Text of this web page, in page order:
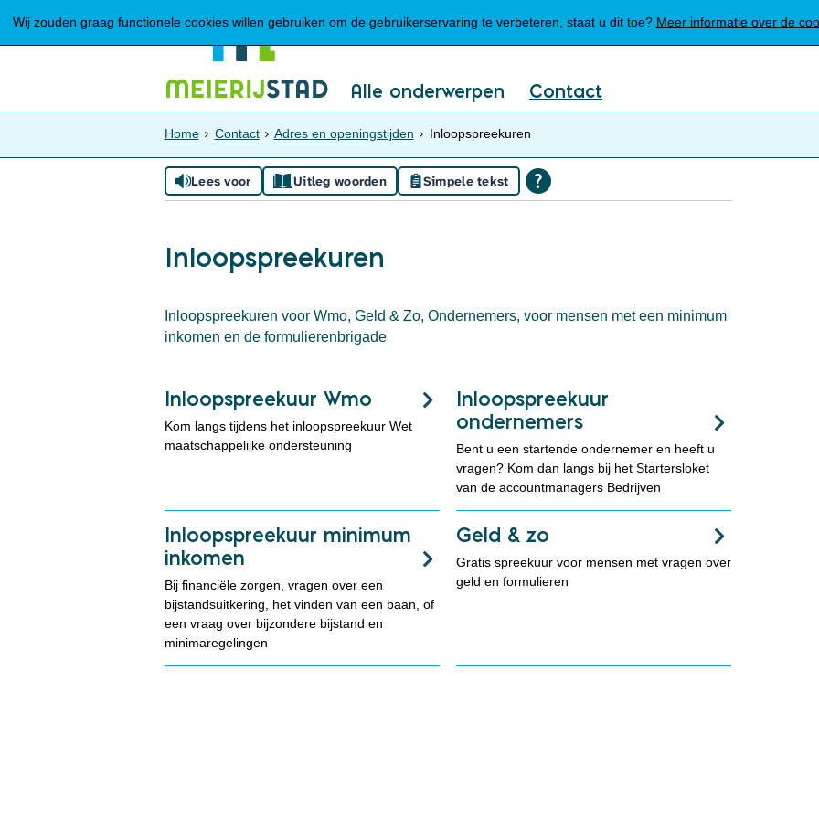
Wij zouden graag functionele cookies willen gebruiken om de gebruikerservaring te verbeteren, staat u dit toe? Meer informatie over de
Mijn Meierijstad
Alle onderwerpen Contact
Home Contact Adres en openingstijden Inloopspreekuren
Lees voor Uitleg woorden Simpele tekst
Inloopspreekuren
Inloopspreekuren voor Wmo, Geld & Zo, Ondernemers, voor mensen met een minimum
inkomen en de formulierenbrigade
Inloopspreekuur Wmo
Kom langs tijdens het inloopspreekuur Wet
maatschappelijke ondersteuning
Inloopspreekuur
ondernemers
Bent u een startende ondernemer en heeft u
vragen? Kom dan langs bij het Startersloket
van de accountmanagers Bedrijven
Inloopspreekuur minimum
inkomen
Bij financiële zorgen, vragen over een
bijstandsuitkering, het vinden van een baan, of
een vraag over bijzondere bijstand en
minimaregelingen
Geld & zo
Gratis spreekuur voor mensen met vragen over
geld en formulieren